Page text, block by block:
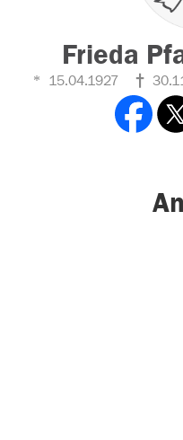
Frieda
15.04.1927